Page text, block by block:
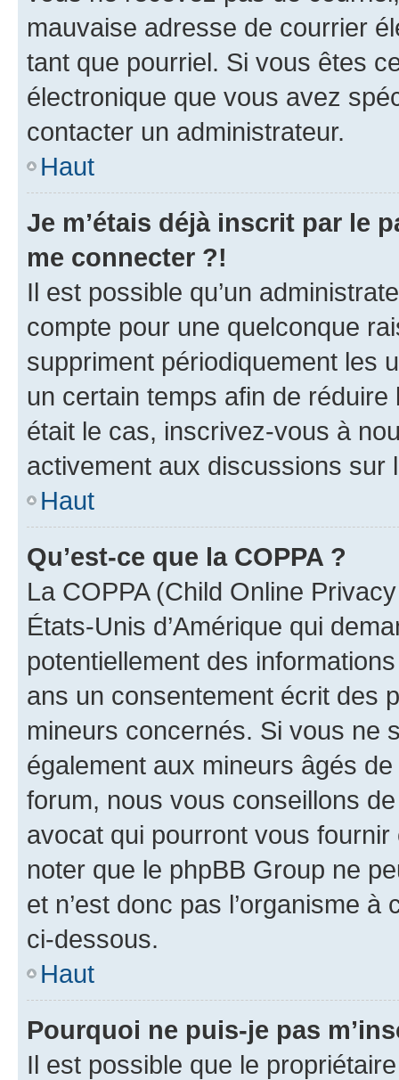
mauvaise adresse de courrier
tant que pourriel. Si vous êtes
électronique que vous avez
contacter un administrateur.
Haut
Je m’étais déjà inscrit par le
me connecter ?!
Il est possible qu’un
compte pour une quelconque
suppriment périodiquement les
un certain temps afin de
était le cas, inscrivez-vous à
activement aux discussions sur
Haut
Qu’est-ce que la COPPA ?
La COPPA (Child Online
États-Unis d’Amérique qui
potentiellement des
ans un consentement écrit des
mineurs concernés. Si vous ne
également aux mineurs âgés
forum, nous vous conseillons
avocat qui pourront vous
noter que le phpBB Group ne
et n’est donc pas l’organisme
ci-dessous.
Haut
Pourquoi ne puis-je pas
Il est possible que le